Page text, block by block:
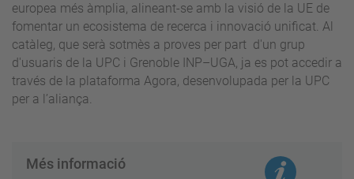
europea més àmplia, alineant-se amb la visió de la UE de
fomentar un ecosistema de recerca i innovació unificat. Al
catàleg, que serà sotmès a proves per part d'un grup
d'usuaris de la UPC i Grenoble INP–UGA, ja es pot accedir a
través de la plataforma Agora, desenvolupada per la UPC
per a l’aliança.
Més informació